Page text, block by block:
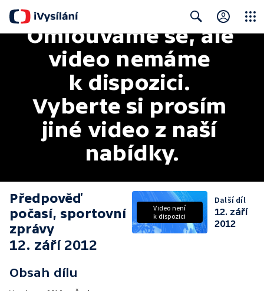
Search
Omlouváme se, ale
video nemáme
k dispozici.
Vyberte si prosím
jiné video z naší
nabídky.
Předpověď
počasí, sportovní
zprávy
12. září 2012
Obsah dílu
Video není
k dispozici
Další díl
12. září
2012